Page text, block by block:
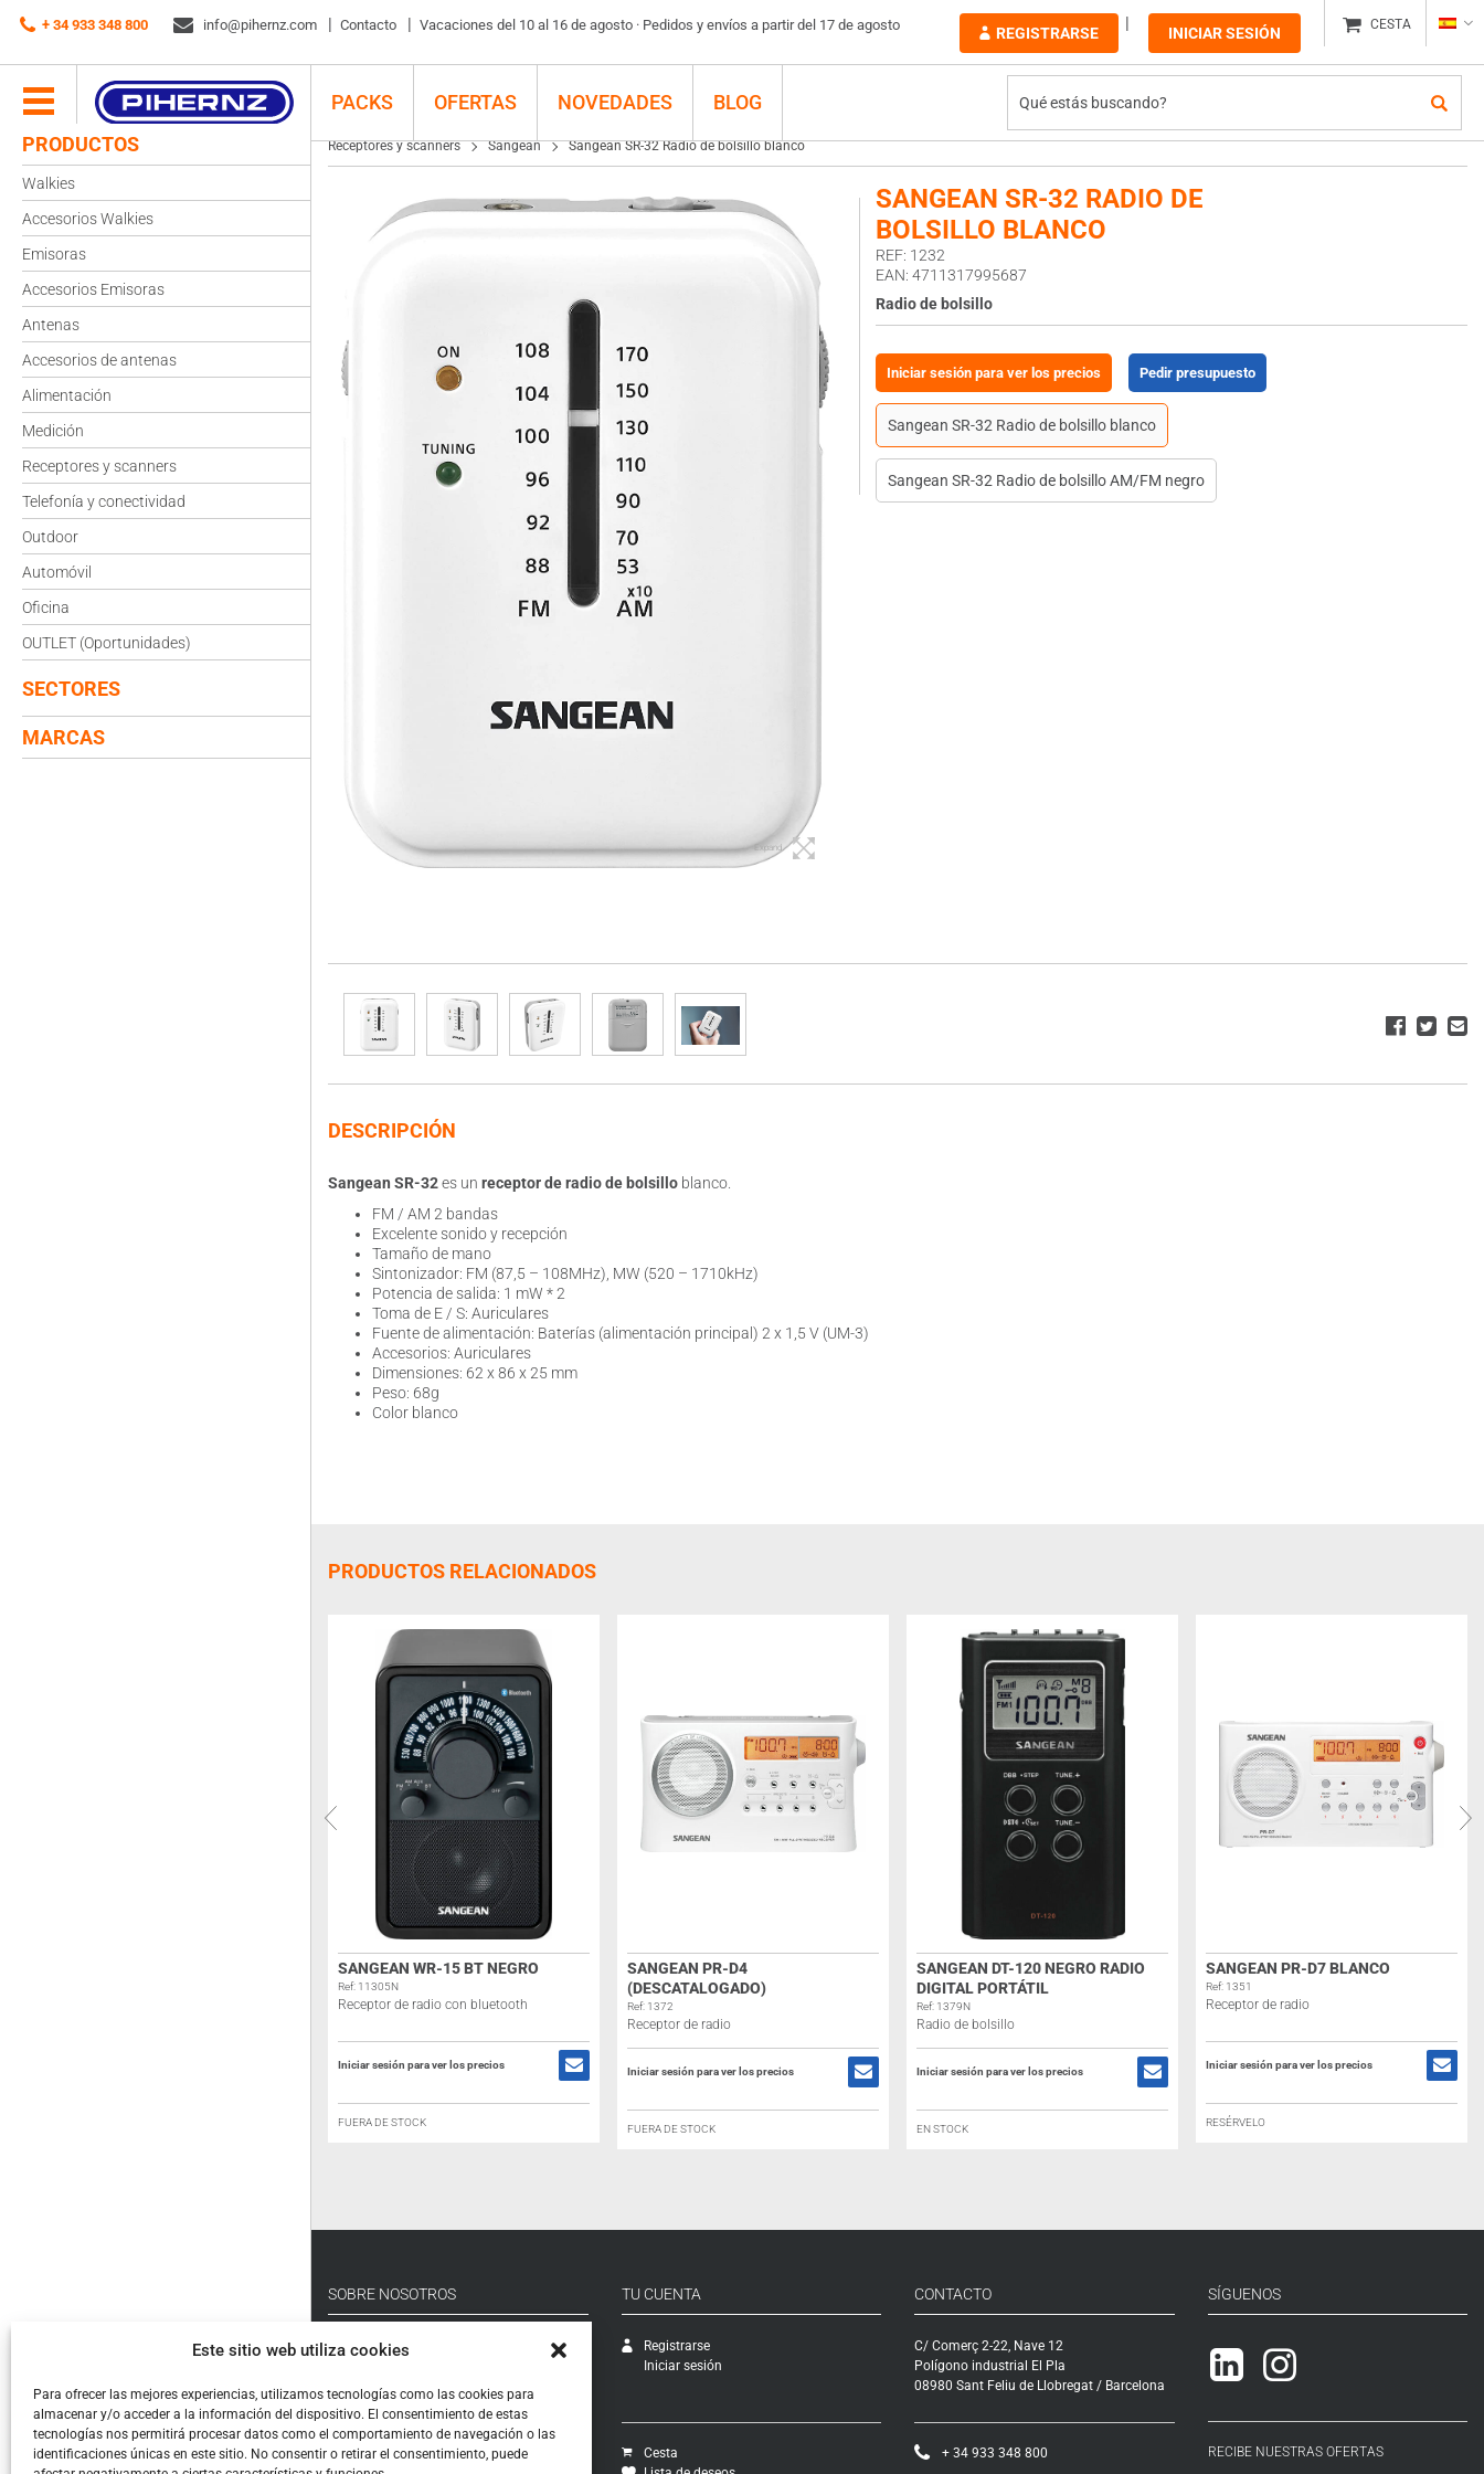
Este sitio web utiliza cookies
Para ofrecer las mejores experiencias, utilizamos tecnologías como las cookies para
almacenar y/o acceder a la información del dispositivo. El consentimiento de estas
tecnologías nos permitirá procesar datos como el comportamiento de navegación o las
identificaciones únicas en este sitio. No consentir o retirar el consentimiento, puede
+ 34 933 348 800 info@pihernz.com Contacto Vacaciones del 10 al 16 de agosto · Pedidos y envíos a partir del 17 de agosto REGISTRARSE INICIAR SESIÓN CESTA
PACKS OFERTAS NOVEDADES
BLOG
PRODUCTOS
Walkies
Accesorios Walkies
Emisoras
Accesorios Emisoras
Antenas
Accesorios de antenas
Alimentación
Medición
Receptores y scanners
Telefonía y conectividad
Outdoor
Automóvil
Oficina
OUTLET (Oportunidades)
SECTORES
MARCAS
Receptores y scanners Sangean Sangean SR-32 Radio de bolsillo blanco
Receptores y scanners Sangean Sangean SR-32 Radio de bolsillo blanco
Expand
SANGEAN SR-32 RADIO DE
BOLSILLO BLANCO
REF: 1232
EAN: 4711317995687
Radio de bolsillo
Iniciar sesión para ver los precios Pedir presupuesto
Sangean SR-32 Radio de bolsillo blanco
Sangean SR-32 Radio de bolsillo AM/FM negro
DESCRIPCIÓN
Sangean SR-32es un receptor de radio de bolsillo blanco.
FM / AM 2 bandas
Excelente sonido y recepción
Tamaño de mano
Sintonizador: FM (87,5 – 108MHz), MW (520 – 1710kHz)
Potencia de salida: 1 mW * 2
Toma de E / S: Auriculares
Fuente de alimentación: Baterías (alimentación principal) 2 x 1,5 V (UM-3)
Accesorios: Auriculares
Dimensiones: 62 x 86 x 25 mm
Peso: 68g
Color blanco
PRODUCTOS RELACIONADOS
SANGEAN WR-15 BT NEGRO
Ref: 11305N
Receptor de radio con bluetooth
Iniciar sesión para ver los precios
FUERA DE STOCK
SANGEAN PR-D4
(DESCATALOGADO)
Ref: 1372
Receptor de radio
Iniciar sesión para ver los precios
FUERA DE STOCK
SANGEAN DT-120 NEGRO RADIO
DIGITAL PORTÁTIL
Ref: 1379N
Radio de bolsillo
Iniciar sesión para ver los precios
EN STOCK
SANGEAN PR-D7 BLANCO
Ref: 1351
Receptor de radio
Iniciar sesión para ver los precios
RESÉRVELO
SOBRE NOSOTROS
Empresa
Catálogo
Ofertas
Packs
TU CUENTA
Registrarse
Iniciar sesión
Cesta
CONTACTO
C/ Comerç 2-22, Nave 12
Polígono industrial El Pla
08980 Sant Feliu de Llobregat / Barcelona
+ 34 933 348 800
SÍGUENOS
Linkedin
Instagram
RECIBE NUESTRAS OFERTAS